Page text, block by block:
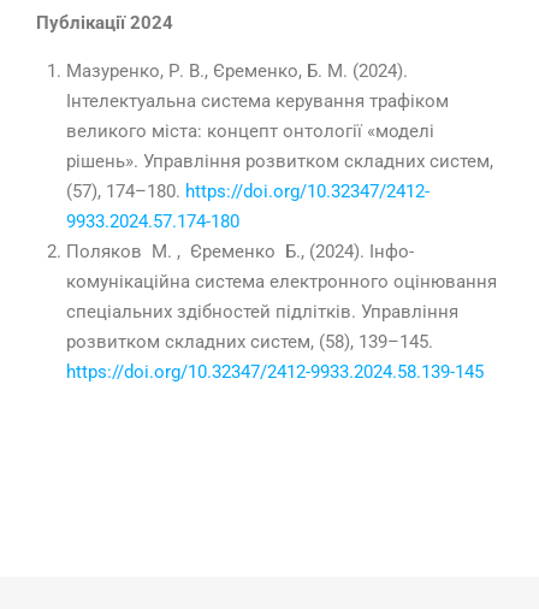
Публікації 2024
Мазуренко, Р. В., Єременко, Б. М. (2024).
Інтелектуальна система керування трафіком
великого міста: концепт онтології «моделі
рішень». Управління розвитком складних систем,
(57), 174–180. https://doi.org/10.32347/2412-
9933.2024.57.174-180
Поляков М. , Єременко Б., (2024). Інфо-
комунікаційна система електронного оцінювання
спеціальних здібностей підлітків. Управління
розвитком складних систем, (58), 139–145.
https://doi.org/10.32347/2412-9933.2024.58.139-145